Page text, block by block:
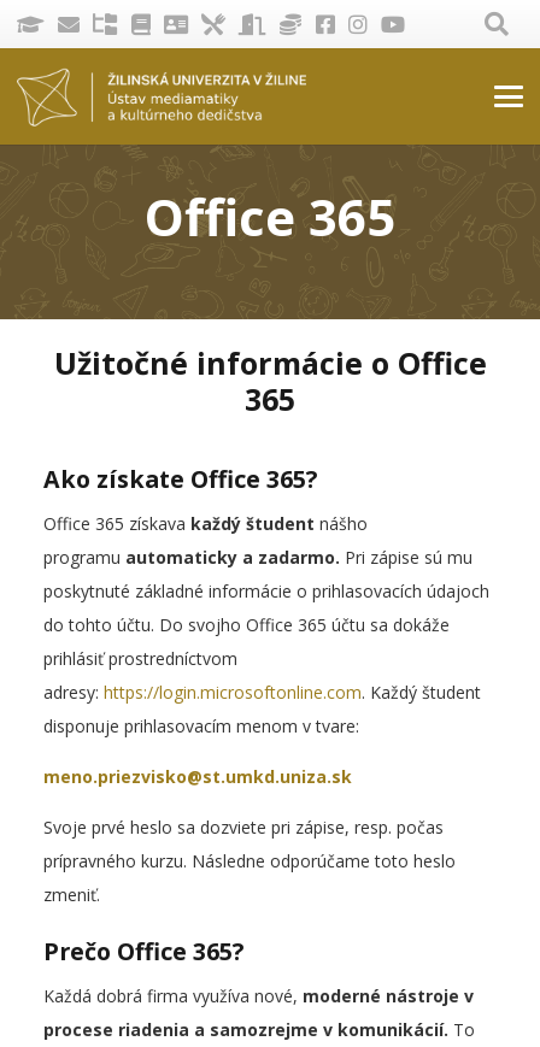
Office 365
Užitočné informácie o Office
365
Ako získate Office 365?
Office 365 získava každý študent nášho
programu automaticky a zadarmo. Pri zápise sú mu
poskytnuté základné informácie o prihlasovacích údajoch
do tohto účtu. Do svojho Office 365 účtu sa dokáže
prihlásiť prostredníctvom
adresy: https://login.microsoftonline.com. Každý študent
disponuje prihlasovacím menom v tvare:
meno.priezvisko@st.umkd.uniza.sk
Svoje prvé heslo sa dozviete pri zápise, resp. počas
prípravného kurzu. Následne odporúčame toto heslo
zmeniť.
Prečo Office 365?
Každá dobrá firma využíva nové, moderné nástroje v
procese riadenia a samozrejme v komunikácií. To